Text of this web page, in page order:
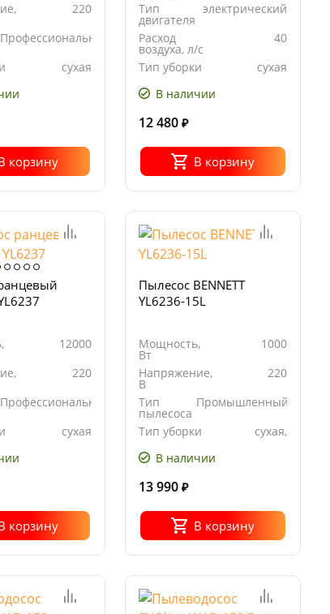
220
Профессиональный
сухая
корзину
Тип
двигателя
электрический
Расход
воздуха, л/с
40
Тип уборки
сухая
В наличии
12 480 ₽
В корзину
12000
220
Профессиональный
сухая
корзину
Пылесос BENNETT
YL6236-15L
Мощность,
Вт
1000
Напряжение,
В
220
Тип
пылесоса
Промышленный
Тип уборки
сухая,
влажная
В наличии
13 990 ₽
В корзину